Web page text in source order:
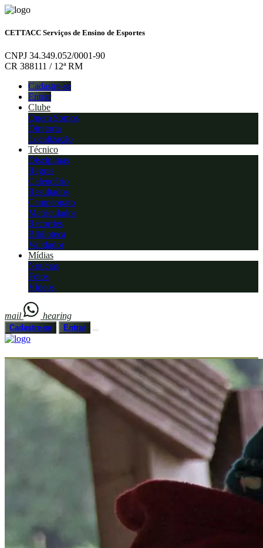
CETTACC Serviços de Ensino de Esportes
CNPJ 34.349.052/0001-90
CR 388111 / 12ª RM
Cadastre-se
Entrar
Clube
Quem Somos
Diretoria
Localização
Técnico
Disciplinas
Regras
Calendário
Resultados
Campeonato
Matriculados
Recordes
Biblioteca
Validador
Mídias
Notícias
Fotos
Vídeos
mail hearing
Cadastre-se Entrar